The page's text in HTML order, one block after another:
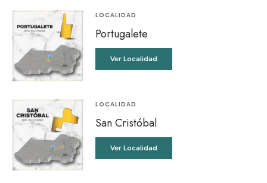
LOCALIDAD
Portugalete
Ver Localidad
LOCALIDAD
San Cristóbal
Ver Localidad